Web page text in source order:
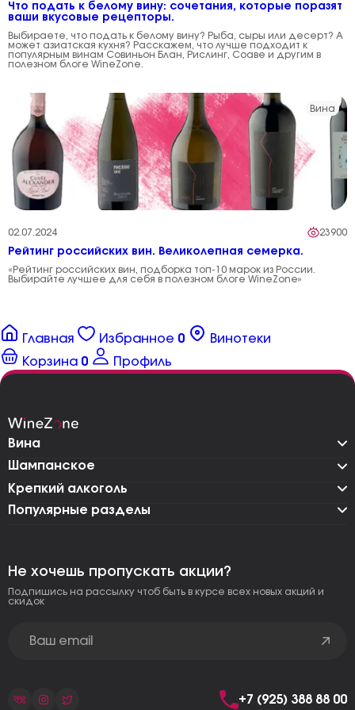
Что подать к белому вину: сочетания, которые поразят
ваши вкусовые рецепторы.
Выбираете, что подать к белому вину? Рыба, сыры или десерт? А
может азиатская кухня? Расскажем, что лучше подходит к
популярным винам Совиньон Блан, Рислинг, Соаве и другим в
полезном блоге WineZone.
Вина
02.07.2024 23900
Рейтинг российских вин. Великолепная семерка.
«Рейтинг российских вин, подборка топ-10 марок из России.
Выбирайте лучшее для себя в полезном блоге WineZone»
Главная Избранное 0
Винотеки
Корзина 0 Профиль
Вина
Шампанское
Крепкий алкоголь
Популярные разделы
Не хочешь пропускать акции?
Подпишись на рассылку чтоб быть в курсе всех новых акций и
скидок
+7 (925) 388 88 00